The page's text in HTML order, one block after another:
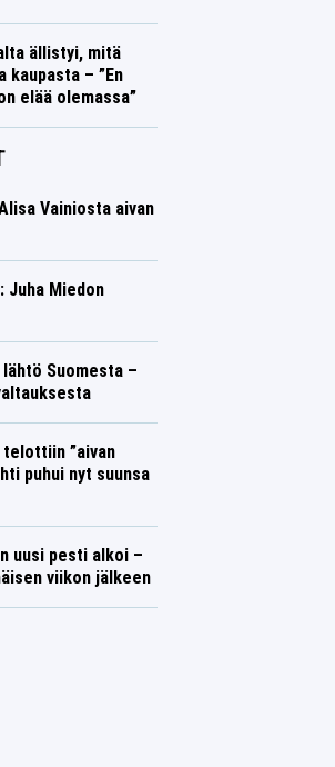
ällistyi, mitä
kaupasta – ”En
elää olemassa”
Vainiosta aivan
Juha Miedon
Suomesta –
”aivan
puhui nyt suunsa
uusi pesti alkoi –
viikon jälkeen